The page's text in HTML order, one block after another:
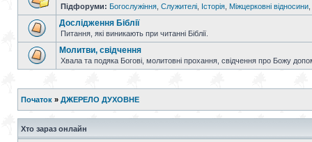
Підфоруми: Богослужіння Служителі Історія Міжцерковні відносини
Дослідження Біблії
Питання, які виникають при читанні Біблії.
Молитви, свідчення
Хвала та подяка Богові, молитовні прохання, свідчення про Божу
Початок » ДЖЕРЕЛО ДУХОВНЕ
Хто зараз онлайн